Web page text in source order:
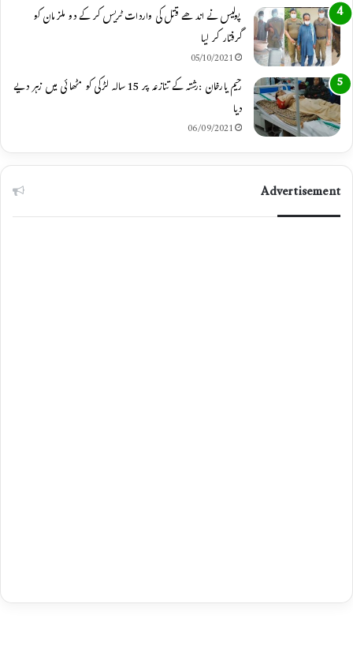
پولیس نے اندھے قتل کی واردات ٹریس کر کے دو ملزمان کو
گرفتار کر لیا
05/10/2021
رحیم یارخان :رشتہ کے تنازعہ پر 15 سالہ لڑکی کو مٹھائی میں زہر دیے
دیا
06/09/2021
Advertisement